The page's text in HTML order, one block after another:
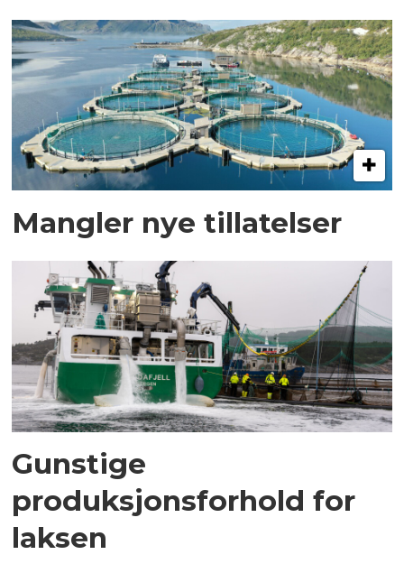
Mangler nye tillatelser
Gunstige
produksjonsforhold for
laksen